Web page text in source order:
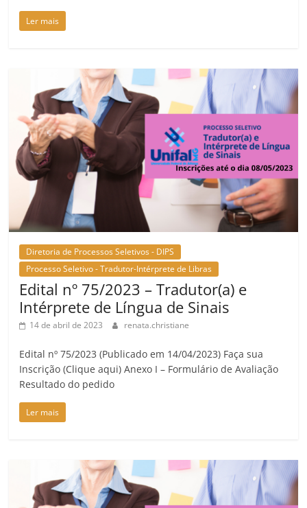
Ler mais
Diretoria de Processos Seletivos - DIPS
Processo Seletivo - Tradutor-Intérprete de Libras
Edital nº 75/2023 – Tradutor(a) e
Intérprete de Língua de Sinais
14 de abril de 2023 renata.christiane
Edital nº 75/2023 (Publicado em 14/04/2023) Faça sua
Inscrição (Clique aqui) Anexo I – Formulário de Avaliação
Resultado do pedido
Ler mais